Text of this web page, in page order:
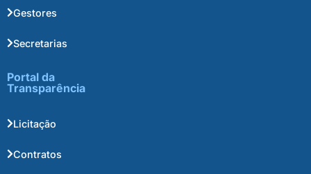
Gestores
Secretarias
Portal da
Transparência
Licitação
Contratos